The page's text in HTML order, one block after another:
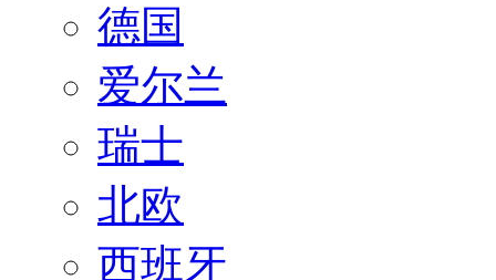
德国
爱尔兰
瑞士
北欧
西班牙